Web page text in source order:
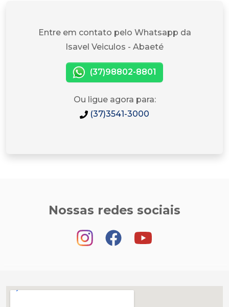
Entre em contato pelo Whatsapp da
Isavel Veiculos - Abaeté
(37)98802-8801
Ou ligue agora para:
(37)3541-3000
Nossas redes sociais